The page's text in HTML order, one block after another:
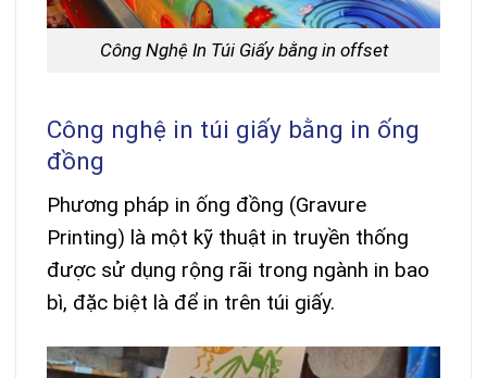
Công Nghệ In Túi Giấy bằng in offset
Công nghệ in túi giấy bằng in ống
đồng
Phương pháp in ống đồng (Gravure
Printing) là một kỹ thuật in truyền thống
được sử dụng rộng rãi trong ngành in bao
bì, đặc biệt là để in trên túi giấy.